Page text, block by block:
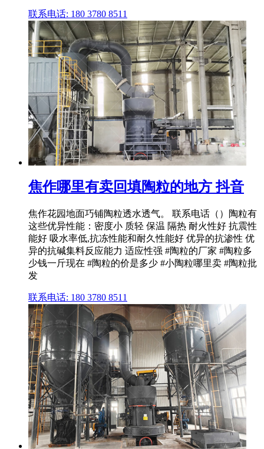
联系电话: 180 3780 8511
焦作哪里有卖回填陶粒的地方 抖音
焦作花园地面巧铺陶粒透水透气。 联系电话（）陶粒有
这些优异性能：密度小 质轻 保温 隔热 耐火性好 抗震性
能好 吸水率低,抗冻性能和耐久性能好 优异的抗渗性 优
异的抗碱集料反应能力 适应性强 #陶粒的厂家 #陶粒多
少钱一斤现在 #陶粒的价是多少 #小陶粒哪里卖 #陶粒批
发
联系电话: 180 3780 8511